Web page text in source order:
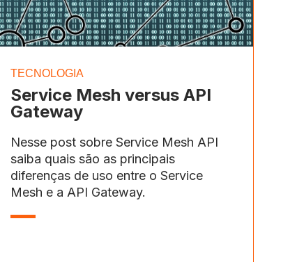
TECNOLOGIA
Service Mesh versus API
Gateway
Nesse post sobre Service Mesh API
saiba quais são as principais
diferenças de uso entre o Service
Mesh e a API Gateway.